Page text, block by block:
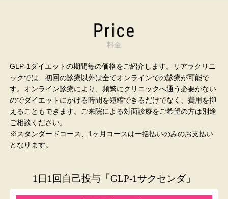
料金
GLP-1ダイエットの期間毎の価格をご紹介します。リアラクリニ
ックでは、初回の診療以外は全てオンラインでの診療が可能で
す。オンライン診療により、頻繁にクリニックへ通う必要がない
のでダイエットにかける時間を短縮できるだけでなく、費用を抑
えることもできます。ご来院による対面診療をご希望の方は別途
ご相談ください。
※スタンダードコース、1ヶ月コースは一括払いのみのお支払い
となります。
1日1回自己投与「GLP-1サクセンダ」